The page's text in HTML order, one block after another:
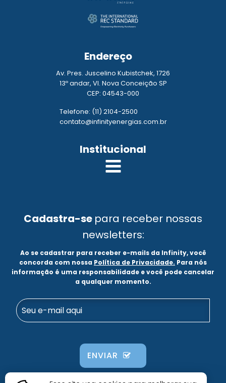
Endereço
Av. Pres. Juscelino Kubistchek, 1726
13º andar, Vl. Nova Conceição SP
CEP: 04543-000
Telefone: (11) 2104-2500
contato@infinityenergias.com.br
Institucional
Cadastra-se para receber nossas
newsletters:
Ao se cadastrar para receber e-mails da Infinity, você
concorda com nossa Política de Privacidade. Para nós
informação é uma responsabilidade e você pode cancelar
a qualquer momento.
ENVIAR